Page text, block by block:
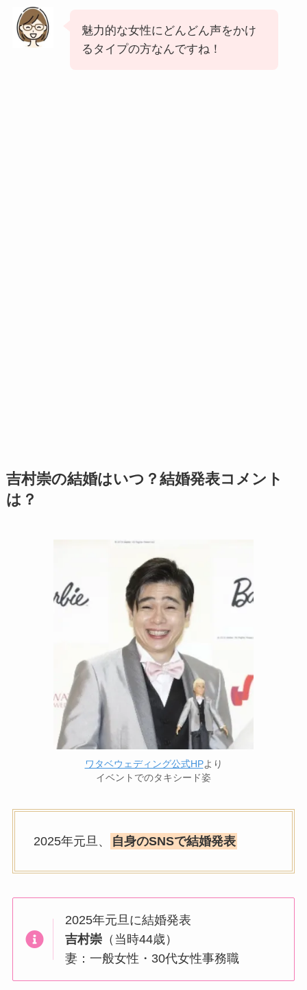
魅力的な女性にどんどん声をかけ
るタイプの方なんですね！
吉村崇の結婚はいつ？結婚発表コメント
は？
ワタベウェディング公式HPより
イベントでのタキシード姿
2025年元旦、 自身のSNSで結婚発表
2025年元旦に結婚発表
吉村崇 （当時44歳）
妻：一般女性・30代女性事務職